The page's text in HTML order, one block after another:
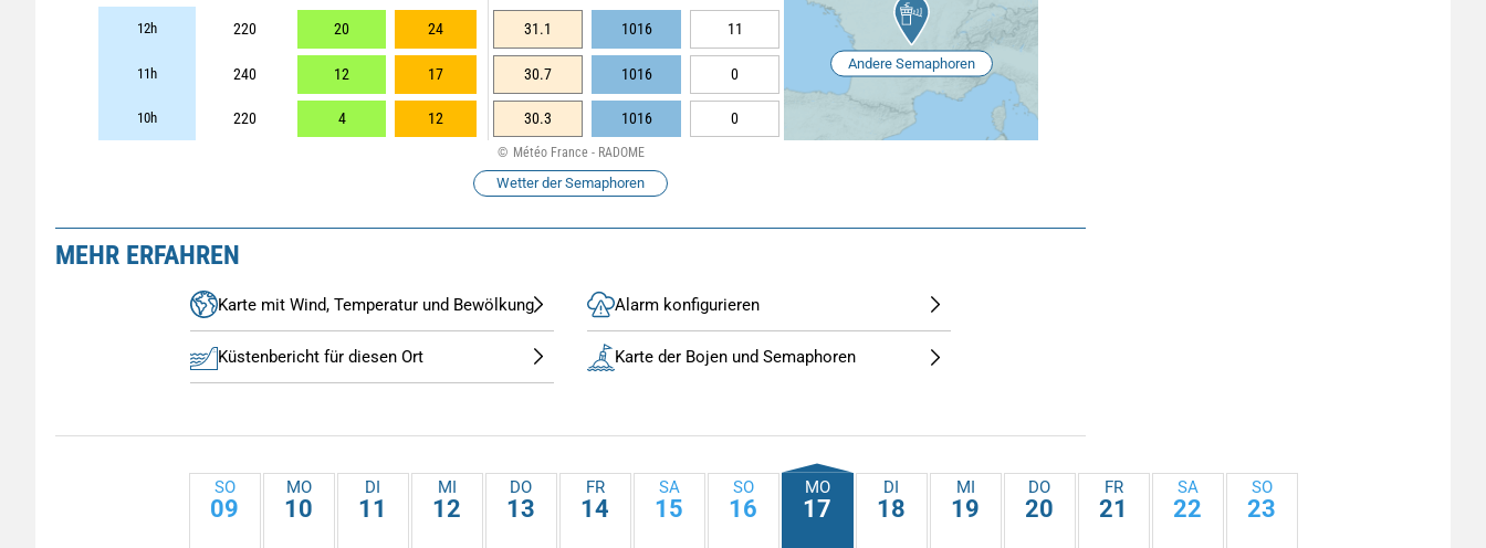
12h 220 20 24 31.1 1016 11
11h 240 12 17 30.7 1016 0
10h 220 4 12 30.3 1016 0
Andere Semaphoren
Météo France - RADOME
Wetter der Semaphoren
MEHR ERFAHREN
Karte mit Wind, Temperatur und Bewölkung
Küstenbericht für diesen Ort
Alarm konfigurieren
Karte der Bojen und Semaphoren
SO
09
MO
10
DI
11
MI
12
DO
13
FR
14
SA
15
SO
16
MO
17
DI
18
MI
19
DO
20
FR
21
SA
22
SO
23